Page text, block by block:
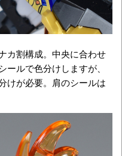
カ割構成。中央に合わせ
ルで色分けしますが、
けが必要。肩のシールは